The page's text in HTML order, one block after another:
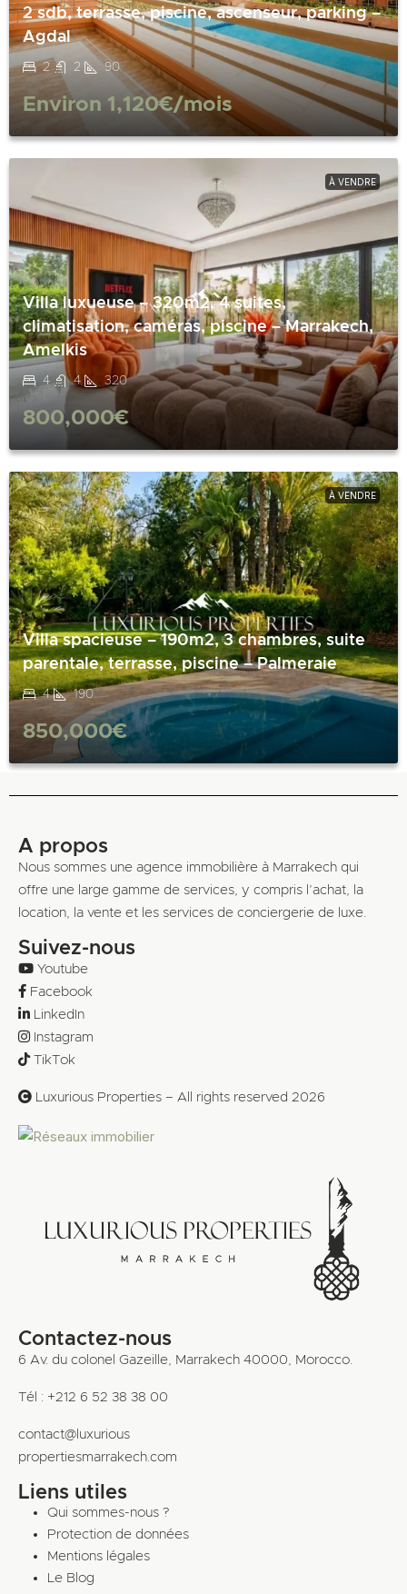
2 sdb, terrasse, piscine, ascenseur, parking –
Agdal
2 2 90
Environ 1,120€/mois
À VENDRE
Villa luxueuse – 320m2, 4 suites,
climatisation, caméras, piscine – Marrakech,
Amelkis
4 4 320
800,000€
À VENDRE
Villa spacieuse – 190m2, 3 chambres, suite
parentale, terrasse, piscine – Palmeraie
4 190
850,000€
A propos
Nous sommes une agence immobilière à Marrakech qui
offre une large gamme de services, y compris l’achat, la
location, la vente et les services de conciergerie de luxe.
Suivez-nous
Youtube
Facebook
LinkedIn
Instagram
TikTok
Luxurious Properties – All rights reserved 2026
Contactez-nous
6 Av. du colonel Gazeille, Marrakech 40000, Morocco.
Tél : +212 6 52 38 38 00
contact@luxurious
propertiesmarrakech.com
Liens utiles
Qui sommes-nous ?
Protection de données
Mentions légales
Le Blog